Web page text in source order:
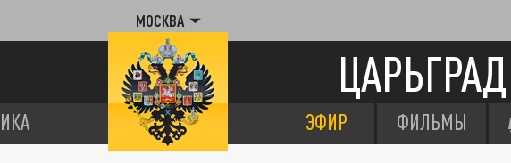
МОСКВА
ЦАРЬГРАД
ЭФИР ФИЛЬМЫ